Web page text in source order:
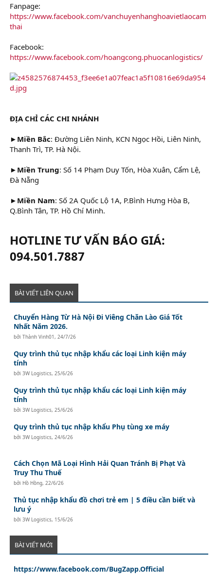
Fanpage:
https://www.facebook.com/vanchuyenhanghoavietlaocam
thai
Facebook:
https://www.facebook.com/hoangcong.phuocanlogistics/
ĐỊA CHỈ CÁC CHI NHÁNH
►Miền Bắc: Đường Liên Ninh, KCN Ngọc Hồi, Liên Ninh,
Thanh Trì, TP. Hà Nội.
►Miền Trung: Số 14 Phạm Duy Tốn, Hòa Xuân, Cẩm Lệ,
Đà Nẵng
►Miền Nam: Số 2A Quốc Lộ 1A, P.Bình Hưng Hòa B,
Q.Bình Tân, TP. Hồ Chí Minh.
HOTLINE TƯ VẤN BÁO GIÁ:
094.501.7887
BÀI VIẾT LIÊN QUAN
Chuyển Hàng Từ Hà Nội Đi Viêng Chăn Lào Giá Tốt
Nhất Năm 2026.
bởiThành Vinh01 , 24/7/26
Quy trình thủ tục nhập khẩu các loại Linh kiện máy
tính
bởi3W Logistics, 25/6/26
Quy trình thủ tục nhập khẩu các loại Linh kiện máy
tính
bởi3W Logistics, 25/6/26
Quy trình thủ tục nhập khẩu Phụ tùng xe máy
bởi3W Logistics, 24/6/26
Cách Chọn Mã Loại Hình Hải Quan Tránh Bị Phạt Và
Truy Thu Thuế
bởi Hồ Hồng, 22/6/26
Thủ tục nhập khẩu đồ chơi trẻ em | 5 điều cần biết và
lưu ý
bởi3W Logistics, 15/6/26
BÀI VIẾT MỚI
https://www.facebook.com/BugZapp.Official